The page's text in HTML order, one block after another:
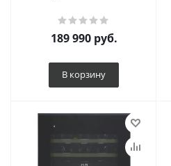
189 990руб.
В корзину